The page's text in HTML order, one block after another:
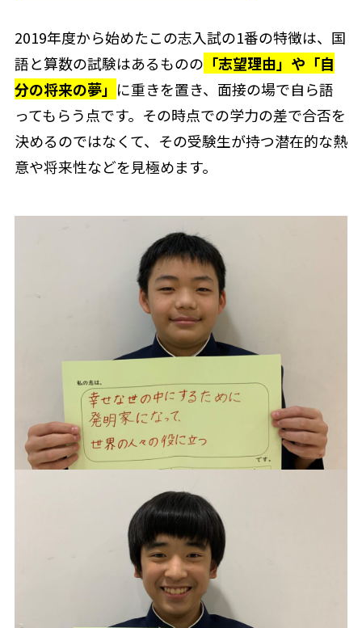
2019年度から始めたこの志入試の1番の特徴は、国
語と算数の試験はあるものの 「志望理由」や「自
分の将来の夢」 に重きを置き、面接の場で自ら語
ってもらう点です。その時点での学力の差で合否を
決めるのではなくて、その受験生が持つ潜在的な熱
意や将来性などを見極めます。